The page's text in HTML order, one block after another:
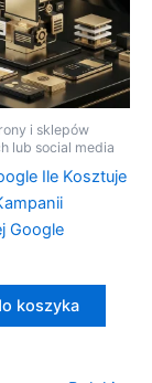
i sklepów
lub social media
Ile Kosztuje
Google
koszyka